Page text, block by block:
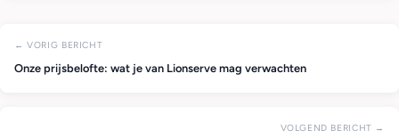
← VORIG BERICHT
Onze prijsbelofte: wat je van Lionserve mag verwachten
VOLGEND BERICHT →